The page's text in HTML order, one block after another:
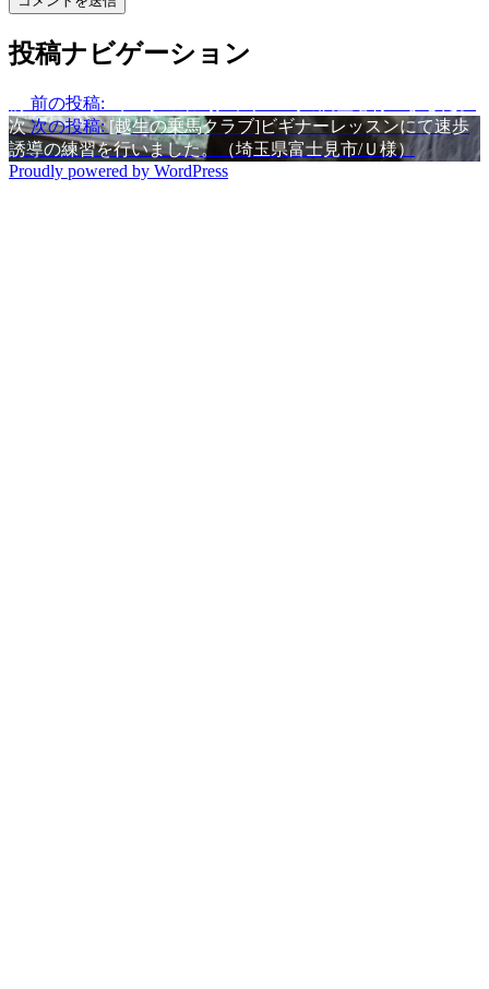
投稿ナビゲーション
前の投稿:
次 次の投稿: [越生の乗馬クラブ]ビギナーレッスンにて速歩
誘導の練習を行いました。（埼玉県富士見市/Ｕ様）
Proudly powered by WordPress